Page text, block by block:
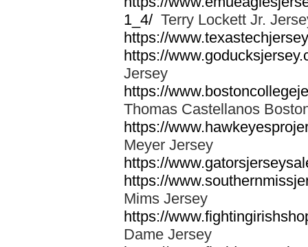
1_4/ Terry Lockett Jr.
https://
https://
Jersey
https://
Thomas Castellanos
https://
Meyer Jersey
https://
https://
Mims Jersey
https://
Dame Jersey